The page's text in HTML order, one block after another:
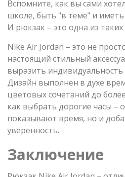
Вспомните, как вы сами
школе, быть "в теме" и иметь
И рюкзак – это одна из
Nike Air Jordan – это не
настоящий стильный
выразить
Дизайн выполнен в духе
цветовых сочетаний до
как выбрать дорогие часы –
показывают время, но и
уверенность.
Заключение